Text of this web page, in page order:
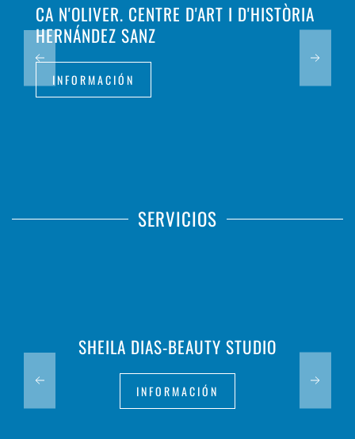
CA N'OLIVER. CENTRE D'ART I D'HISTÒRIA
HERNÁNDEZ SANZ
INFORMACIÓN
SERVICIOS
SHEILA DIAS-BEAUTY STUDIO
INFORMACIÓN